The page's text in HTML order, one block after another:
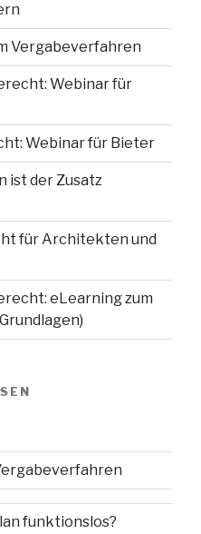
Vergabeverfahren
Webinar für
Webinar für Bieter
ist der Zusatz
für Architekten und
eLearning zum
funktionslos?